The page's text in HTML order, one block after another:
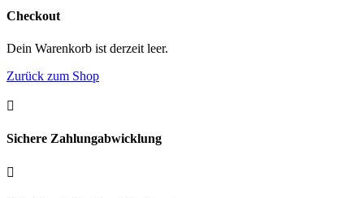
Checkout
Dein Warenkorb ist derzeit leer.
Zurück zum Shop

Sichere Zahlungabwicklung
